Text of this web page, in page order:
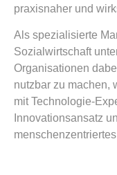
praxisnaher und
Als spezialisierte
Sozialwirtschaft
Organisationen
nutzbar zu machen,
mit Technologie-
Innovationsansatz